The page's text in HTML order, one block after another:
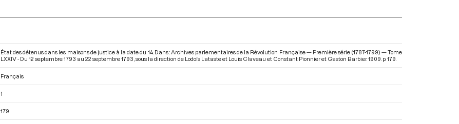
État des détenus dans les maisons de justice à la date du 14. Dans : Archives parlementaires de la Révolution Française — Première série (1787-1799) — Tome
LXXIV - Du 12 septembre 1793 au 22 septembre 1793 , sous la direction de Lodoïs Lataste et Louis Claveau et Constant Pionnier et Gaston Barbier. 1909. p. 179.
Français
1
179